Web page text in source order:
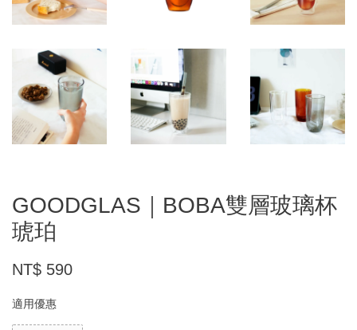
GOODGLAS｜BOBA雙層玻璃杯
琥珀
NT$ 590
適用優惠